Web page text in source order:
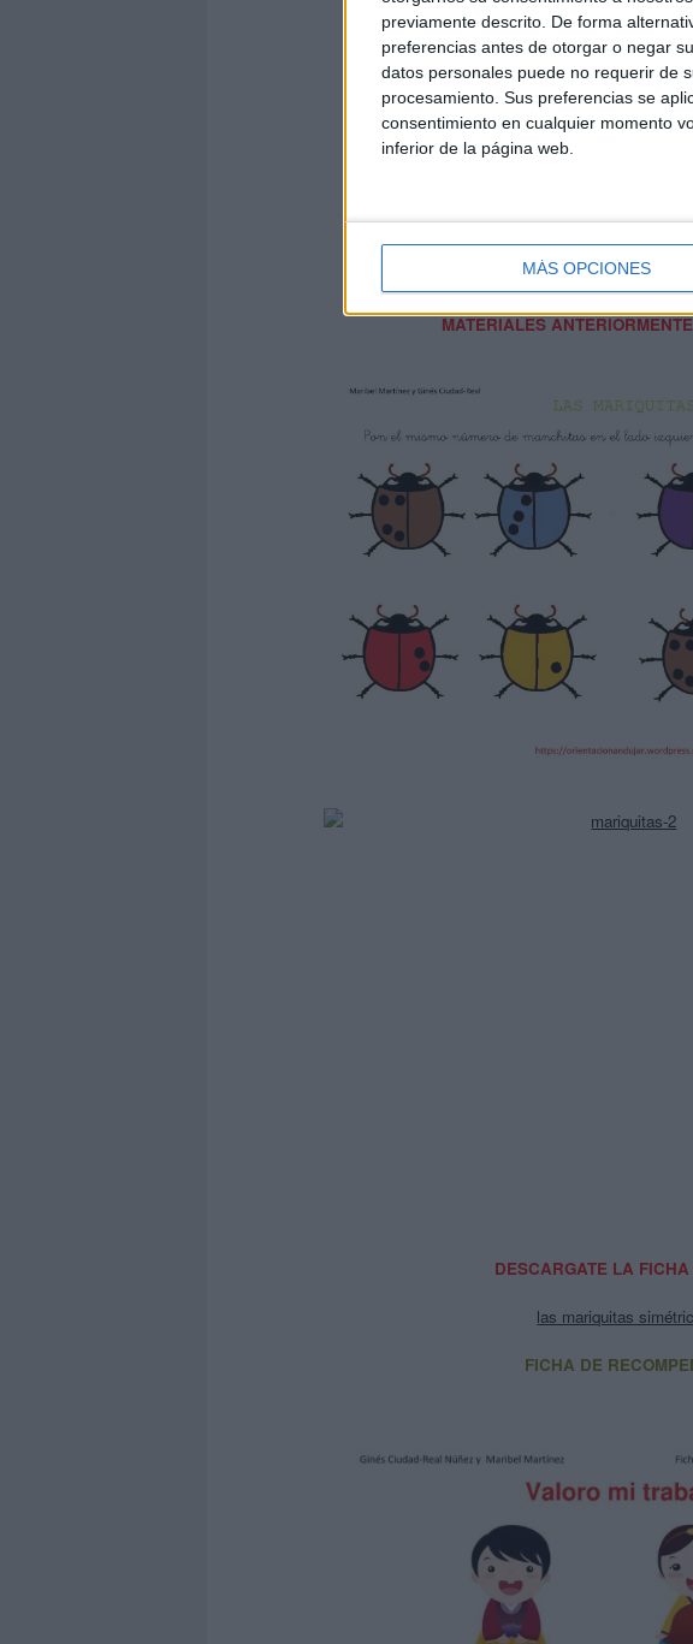
previamente descrito. De forma
preferencias antes de otorgar o negar
datos personales puede no requerir de
procesamiento. Sus preferencias se
consentimiento en cualquier momento
inferior de la página web.
MÁS OPCIONES
DECARGATE LA FICHA DE
fichas de recompensa-
MATERIALES
DESCARGATE LA
las mariquitas
FICHA DE